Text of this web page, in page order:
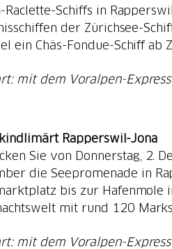
Raclette-Schiffs in
der Zürichsee-
ein Chäs-Fondue-Schiff ab
mit dem Voralpen-
Rapperswil-Jona
Sie von Donnerstag, 2.
die Seepromenade in
bis zur Hafenmole
mit rund 120
mit dem Voralpen-